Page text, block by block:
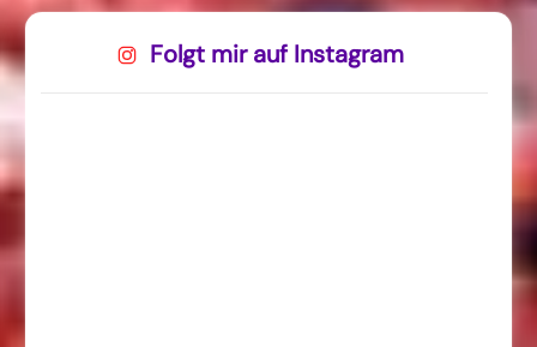
Folgt mir auf Instagram